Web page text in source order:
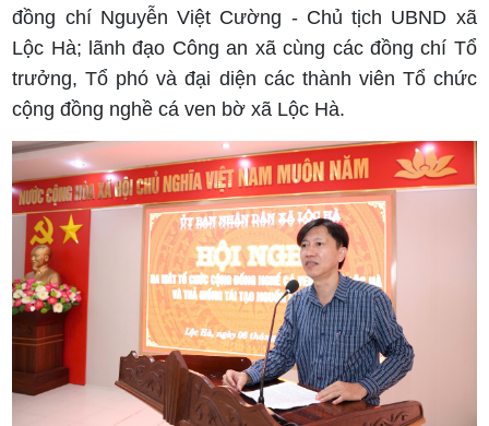
đồng chí Nguyễn Việt Cường - Chủ tịch UBND xã
Lộc Hà; lãnh đạo Công an xã cùng các đồng chí Tổ
trưởng, Tổ phó và đại diện các thành viên Tổ chức
cộng đồng nghề cá ven bờ xã Lộc Hà.